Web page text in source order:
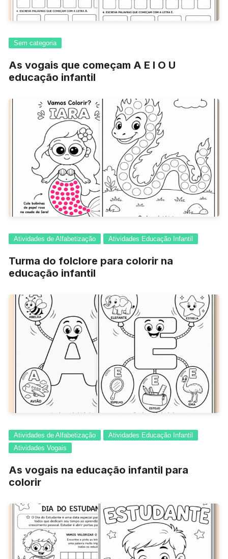
Sem categoria
As vogais que começam A E I O U
educação infantil
Atividades de Alfabetização Atividades Educação Infantil
Turma do folclore para colorir na
educação infantil
Atividades de Alfabetização
Atividades Educação Infantil
Atividades Vogais
As vogais na educação infantil para
colorir